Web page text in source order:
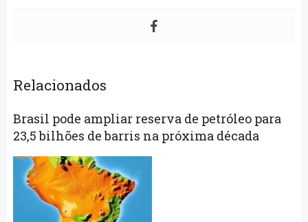
Relacionados
Brasil pode ampliar reserva de petróleo para
23,5 bilhões de barris na próxima década